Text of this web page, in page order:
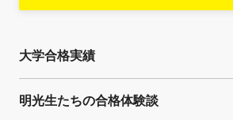
大学合格実績
明光生たちの合格体験談